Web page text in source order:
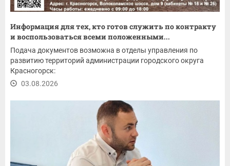
Информация для тех, кто готов служить по контракту
и воспользоваться всеми положенными...
Подача документов возможна в отделы управления по
развитию территорий администрации городского округа
Красногорск:
03.08.2026